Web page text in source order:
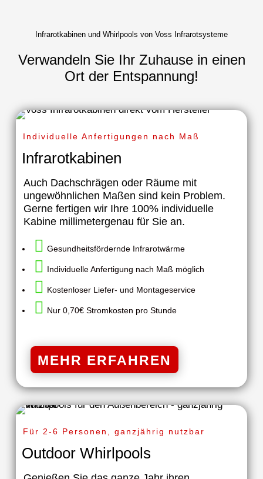
Infrarotkabinen und Whirlpools von Voss Infrarotsysteme
Verwandeln Sie Ihr Zuhause in einen
Ort der Entspannung!
Individuelle Anfertigungen nach Maß
Infrarotkabinen
Auch Dachschrägen oder Räume mit
ungewöhnlichen Maßen sind kein Problem.
Gerne fertigen wir Ihre 100% individuelle
Kabine millimetergenau für Sie an.
 Gesundheitsfördernde Infrarotwärme
 Individuelle Anfertigung nach Maß möglich
 Kostenloser Liefer- und Montageservice
 Nur 0,70€ Stromkosten pro Stunde
MEHR ERFAHREN
Für 2-6 Personen, ganzjährig nutzbar
Outdoor Whirlpools